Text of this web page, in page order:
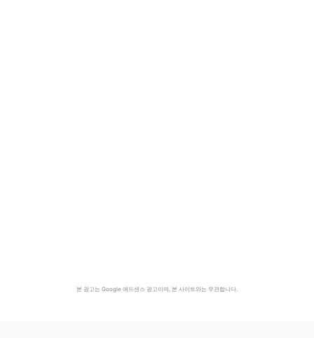
본 광고는 Google 애드센스 광고이며, 본 사이트와는 무관합니다.